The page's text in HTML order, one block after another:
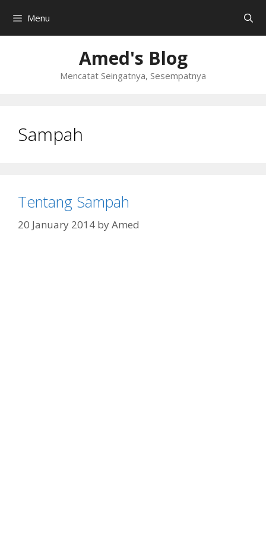
content
Menu
Amed's Blog
Mencatat Seingatnya, Sesempatnya
Sampah
Tentang Sampah
20 January 2014 byAmed